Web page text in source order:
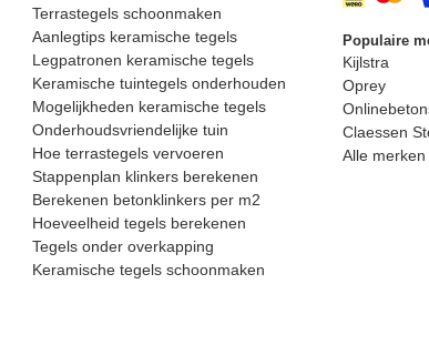
Terrastegels schoonmaken
Aanlegtips keramische tegels
Legpatronen keramische tegels
Keramische tuintegels onderhouden
Mogelijkheden keramische tegels
Onderhoudsvriendelijke tuin
Hoe terrastegels vervoeren
Stappenplan klinkers berekenen
Berekenen betonklinkers per m2
Hoeveelheid tegels berekenen
Tegels onder overkapping
Keramische tegels schoonmaken
Populaire
Kijlstra
Oprey
Claessen
Alle merken